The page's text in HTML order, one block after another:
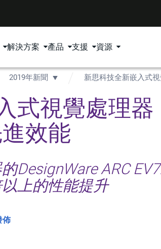
解決方案 產品 支援 資源
2019年新聞 新思科技全新嵌入式
式視覺處理
效能
DesignWare ARC
上的性能提升
佈